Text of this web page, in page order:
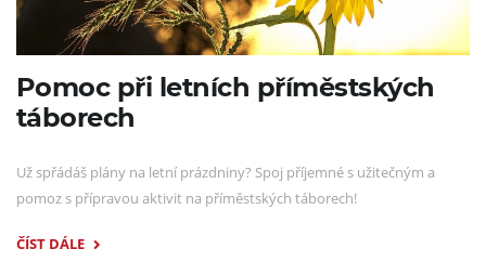
Pomoc při letních příměstských
táborech
Už spřádáš plány na letní prázdniny? Spoj příjemné s užitečným a
pomoz s přípravou aktivit na příměstských táborech!
ČÍST DÁLE